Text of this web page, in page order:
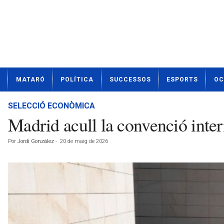
t
MATARÓ POLÍTICA SUCCESSOS ESPORTS OCI
SELECCIÓ ECONÒMICA
Madrid acull la convenció
Por Jordi González - 20 de maig de 2026